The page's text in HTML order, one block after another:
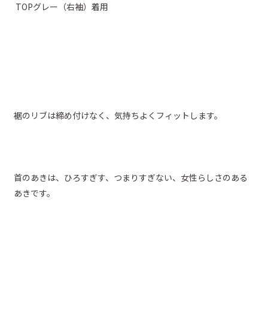
TOPグレー（右袖）着用
裾のリブは締め付けなく、気持ちよくフィットします。
首のあきは、ひろすぎす、つまりすぎない、女性らしさのある
あきです。